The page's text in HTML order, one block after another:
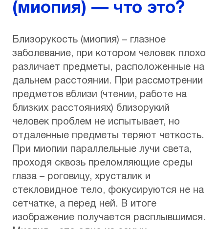
(миопия) — что это?
Близорукость (миопия) – глазное
заболевание, при котором человек плохо
различает предметы, расположенные на
дальнем расстоянии. При рассмотрении
предметов вблизи (чтении, работе на
близких расстояниях) близорукий
человек проблем не испытывает, но
отдаленные предметы теряют четкость.
При миопии параллельные лучи света,
проходя сквозь преломляющие среды
глаза – роговицу, хрусталик и
стекловидное тело, фокусируются не на
сетчатке, а перед ней. В итоге
изображение получается расплывшимся.